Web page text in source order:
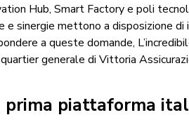
Hub, Smart Factory e poli
e sinergie mettono a disposizione
a queste domande,
generale di Vittoria
piattaforma